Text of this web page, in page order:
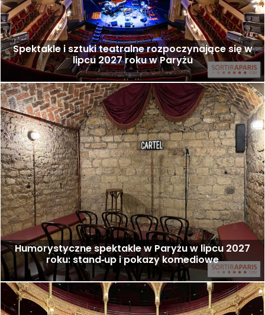
Spektakle i sztuki teatralne rozpoczynające się w
lipcu 2027 roku w Paryżu
Humorystyczne spektakle w Paryżu w lipcu 2027
roku: stand‑up i pokazy komediowe